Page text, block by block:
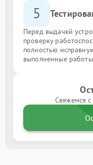
5
Перед выдачей
проверку
полностью
выполненные
Свяжемся